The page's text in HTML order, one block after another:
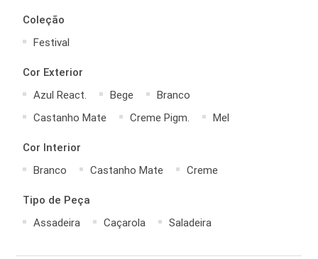
Coleção
Festival
Cor Exterior
Azul React.
Bege
Branco
Castanho Mate
Creme Pigm. Mel
Cor Interior
Branco
Castanho Mate Creme
Tipo de Peça
Assadeira
Caçarola Saladeira